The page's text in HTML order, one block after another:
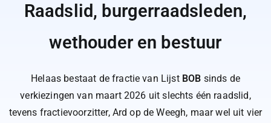
Raadslid, burgerraadsleden,
wethouder en bestuur
Helaas bestaat de fractie van Lijst BOB sinds de
verkiezingen van maart 2026 uit slechts één raadslid,
tevens fractievoorzitter, Ard op de Weegh, maar wel uit vier